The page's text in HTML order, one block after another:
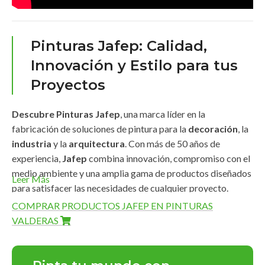
Pinturas Jafep: Calidad,
Innovación y Estilo para tus
Proyectos
Descubre Pinturas Jafep , una marca líder en la
fabricación de soluciones de pintura para la decoración , la
industria y la arquitectura . Con más de 50 años de
experiencia, Jafep combina innovación, compromiso con el
medio ambiente y una amplia gama de productos diseñados
para satisfacer las necesidades de cualquier proyecto.
Amplia Gama de Productos
Pinturas Jafepofrece una línea completa de productos de
alta calidad que destacan por su
Leer Más
COMPRAR PRODUCTOS JAFEP EN PINTURAS
VALDERAS